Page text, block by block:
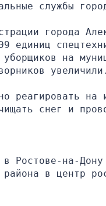
службы
города
единиц
на
увеличили.
реагировать на
снег и
Ростове-на-
в центр